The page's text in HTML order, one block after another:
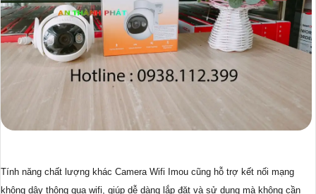
Tính năng chất lượng khác Camera Wifi Imou cũng hỗ trợ kết nối mạng
không dây thông qua wifi, giúp dễ dàng lắp đặt và sử dụng mà không cần